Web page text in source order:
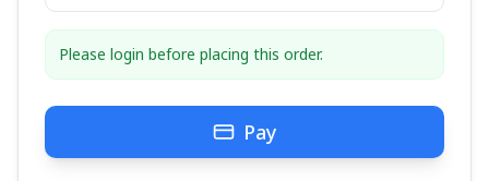
Please login before placing this order.
Pay